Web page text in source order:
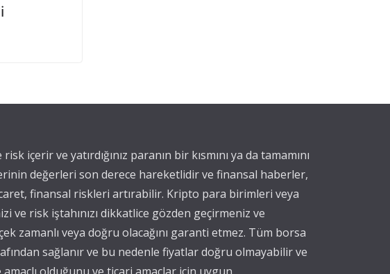
ve yatırdığınız paranın bir kısmını ya da tamamını
değerleri son derece hareketlidir ve finansal haberler,
finansal riskleri artırabilir. Kripto para birimleri veya
ve risk iştahınızı dikkatlice gözden geçirmeniz ve
zamanlı veya doğru olacağını garanti etmez. Tüm borsa
sağlanır ve bu nedenle fiyatlar doğru olmayabilir ve